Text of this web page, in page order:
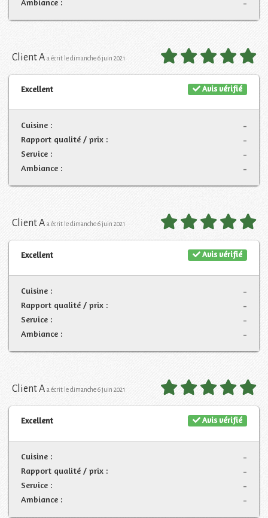
-
Client A a écrit le dimanche 6 juin 2021
Avis vérifié
Excellent
-
Cuisine :
-
Rapport qualité / prix :
-
Service :
-
Ambiance :
Client A a écrit le dimanche 6 juin 2021
Avis vérifié
Excellent
-
Cuisine :
-
Rapport qualité / prix :
-
Service :
-
Ambiance :
Client A a écrit le dimanche 6 juin 2021
Avis vérifié
Excellent
-
Cuisine :
-
Rapport qualité / prix :
-
Service :
-
Ambiance :